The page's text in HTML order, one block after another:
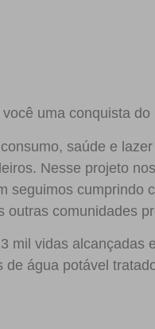
uma conquista do
saúde e
Nesse projeto
seguimos cumprindo
outras comunidades
mil vidas alcançadas
de água potável